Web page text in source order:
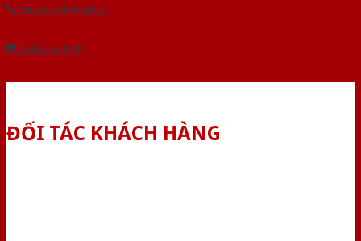
Yêu cầu gọi lại (3 phút)
Dành cho đại lý
ĐỐI TÁC KHÁCH HÀNG